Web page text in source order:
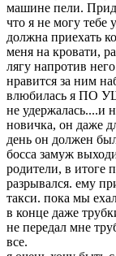
машине пели.
что я не могу тебе
должна приехать
меня на кровати,
лягу напротив
нравится за ним
влюбилась я ПО
не удержалась....и
новичка, он даже
день он должен
босса замуж
родители, в итоге
разрывался. ему
такси. пока мы
в конце даже
не передал мне
все.